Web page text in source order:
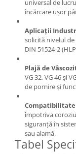
universal de
încărcare ușor
Aplicații
solicită nivelul
DIN 51524-2
Plajă de
VG 32, VG 46 și
de pornire și
Compatibilitate
împotriva
siguranță în
sau alamă.
Tabel